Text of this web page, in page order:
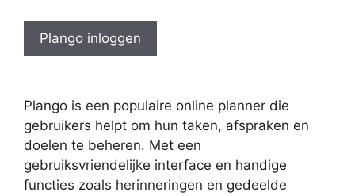
Plango inloggen
Plango is een populaire online planner die
gebruikers helpt om hun taken, afspraken en
doelen te beheren. Met een
gebruiksvriendelijke interface en handige
functies zoals herinneringen en gedeelde